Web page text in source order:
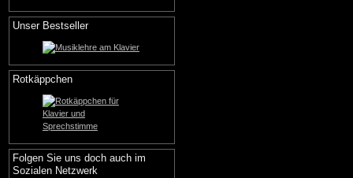
Unser Bestseller
Rotkäppchen
Folgen Sie uns doch auch im
Sozialen Netzwerk